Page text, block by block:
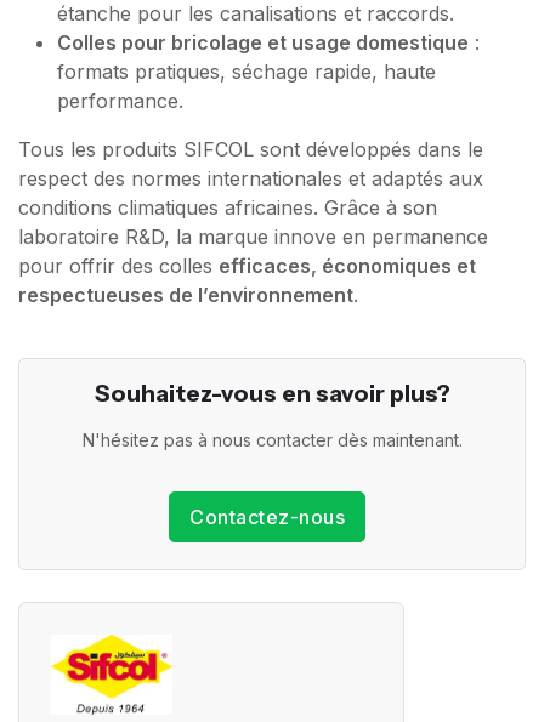
étanche pour les canalisations et raccords.
Colles pour bricolage et usage domestique :
formats pratiques, séchage rapide, haute
performance.
Tous les produits SIFCOL sont développés dans le
respect des normes internationales et adaptés aux
conditions climatiques africaines. Grâce à son
laboratoire R&D, la marque innove en permanence
pour offrir des colles efficaces, économiques et
respectueuses de l’environnement.
Souhaitez-vous en savoir plus?
N'hésitez pas à nous contacter dès maintenant.
Contactez-nous